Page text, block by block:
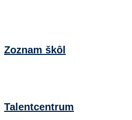
Zoznam škôl
Talentcentrum